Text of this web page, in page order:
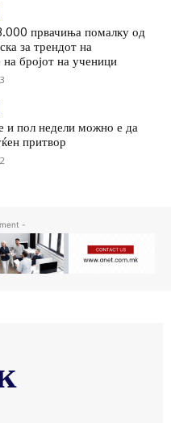
првачиња помалку од
за трендот на
бројот на ученици
и пол недели можно е да
притвор
-